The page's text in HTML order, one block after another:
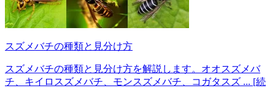
スズメバチの種類と見分け方
スズメバチの種類と見分け方を解説します。オオスズメバ
チ、キイロスズメバチ、モンスズメバチ、コガタスズ ... [続